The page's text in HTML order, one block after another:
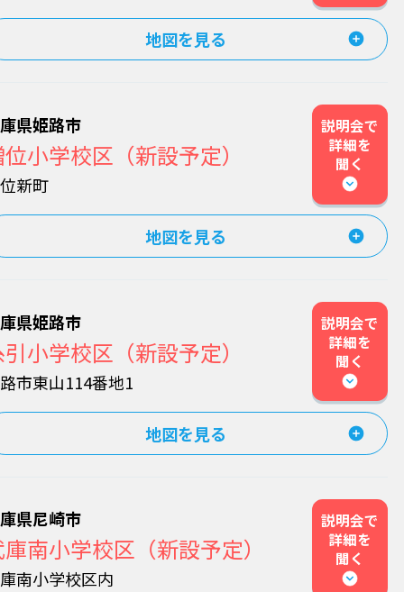
地図を見る
県姫路市
小学校区（新設予定）
新町
説明会で
詳細を
聞く
地図を見る
県姫路市
小学校区（新設予定）
市東山114番地1
説明会で
詳細を
聞く
地図を見る
県尼崎市
南小学校区（新設予定）
南小学校区内
説明会で
詳細を
聞く